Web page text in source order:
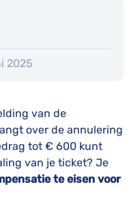
2025
van de
over de annulering
tot € 600 kunt
van je ticket? Je
te eisen voor